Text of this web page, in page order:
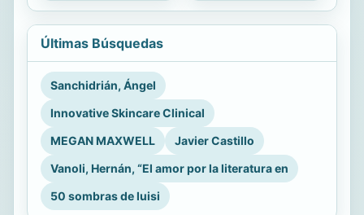
Últimas Búsquedas
Sanchidrián, Ángel
Innovative Skincare Clinical
MEGAN MAXWELL
Javier Castillo
Vanoli, Hernán, “El amor por la literatura en
50 sombras de luisi